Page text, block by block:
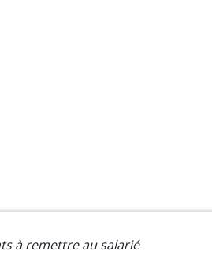
à remettre au salarié